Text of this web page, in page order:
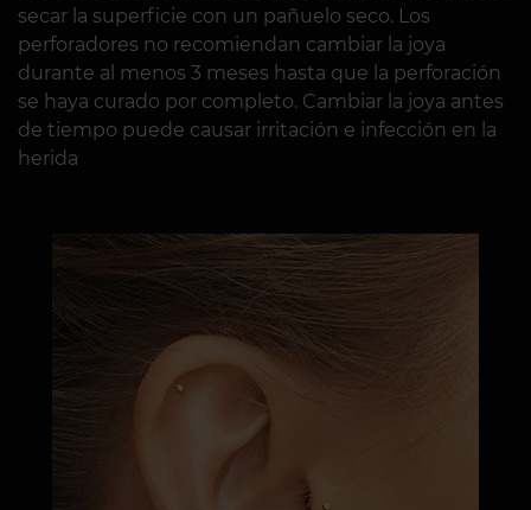
secar la superficie con un pañuelo seco. Los
perforadores no recomiendan cambiar la joya
durante al menos 3 meses hasta que la perforación
se haya curado por completo. Cambiar la joya antes
de tiempo puede causar irritación e infección en la
herida